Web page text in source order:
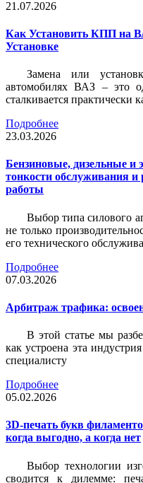
21.07.2026
Как Установить КПП на
Установке
Замена или
автомобилях ВАЗ – это
сталкивается практически
Подробнее
23.03.2026
Бензиновые, дизельные и
тонкости обслуживания и
работы
Выбор типа силового
не только
его технического
Подробнее
07.03.2026
Арбитраж трафика:
В этой статье мы
как устроена эта
специалисту
Подробнее
05.02.2026
3D-печать букв
когда выгодно, а когда нет
Выбор технологии
сводится к дилемме: